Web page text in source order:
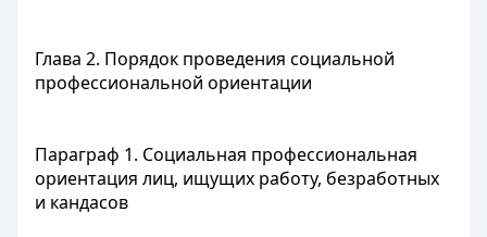
Глава 2. Порядок проведения социальной
профессиональной ориентации
Параграф 1. Социальная профессиональная
ориентация лиц, ищущих работу, безработных
и кандасов